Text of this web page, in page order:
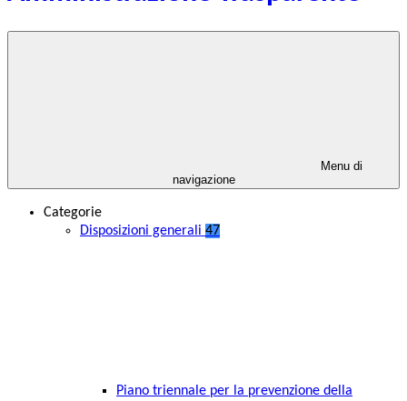
Menu di
navigazione
Categorie
Disposizioni generali 47
Piano triennale per la prevenzione della